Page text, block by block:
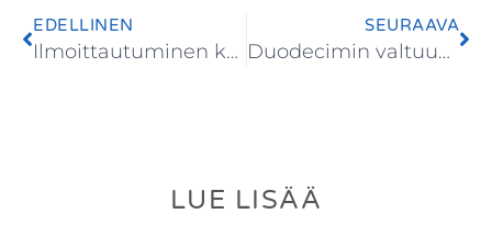
EDELLINEN
Ilmoittautuminen kevään 2025 Psykiatripäiville on avattu!
SEURAAVA
Duodecimin valtuuskunnan vaalit
LUE LISÄÄ